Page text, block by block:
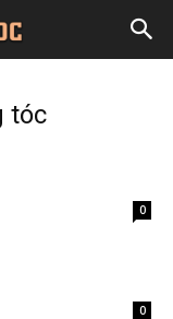
tóc
0
0